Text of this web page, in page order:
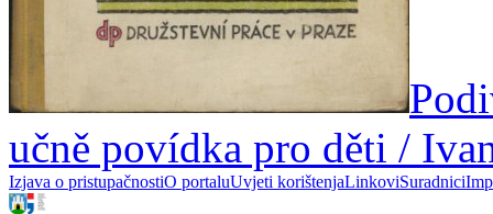
učně povídka pro děti /
Izjava o pristupačnostiO portaluUvjeti korištenjaLinkoviSuradnici